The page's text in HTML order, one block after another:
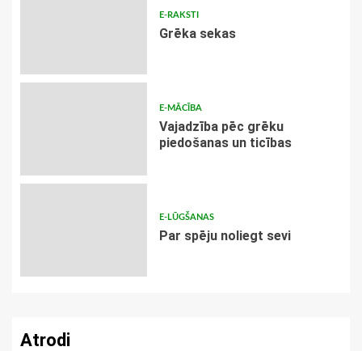
E-RAKSTI
Grēka sekas
E-MĀCĪBA
Vajadzība pēc grēku
piedošanas un ticības
E-LŪGŠANAS
Par spēju noliegt sevi
Atrodi